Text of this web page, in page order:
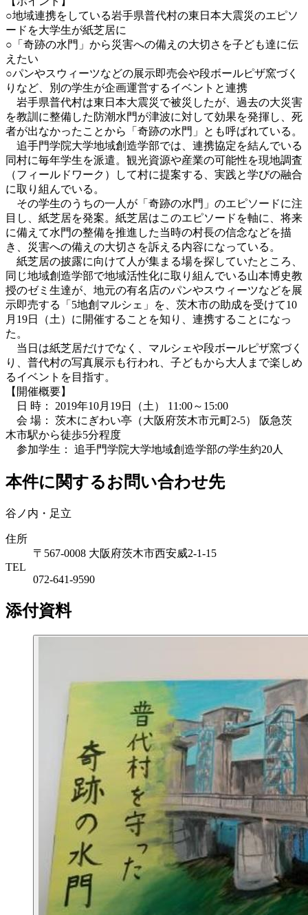
○地域連携をしている岩手県普代村の東日本大震災のエピソ
ードを大学生が紙芝居に
○「奇跡の水門」から災害への備えの大切さを子ども達に伝
えたい
○パンやスウィーツなどの展示即売会や段ボールピザ窯づく
りなど、別の学生が企画運営するイベントと連携
岩手県普代村は東日本大震災で被災したが、過去の大災害
を教訓に整備した防潮水門が津波に対して効果を発揮し、死
者が出なかったことから「奇跡の水門」とも呼ばれている。
追手門学院大学地域創造学部では、連携協定を結んでいる
同村に毎年学生を派遣。観光資源や産業の可能性を現地調査
（フィールドワーク）して村に提案する、実践と学びの融合
に取り組んでいる。
その学生のうちの一人が「奇跡の水門」のエピソードに注
目し、紙芝居を発案。紙芝居はこのエピソードを軸に、将来
に備えて水門の整備を推進した当時の村長の信念などを描
き、災害への備えの大切さを訴える内容になっている。
紙芝居の披露に向けて人が集まる場を探していたところ、
同じ地域創造学部で地域活性化に取り組んでいる山本博史教
授のゼミ生達が、地元の有名店のパンやスウィーツなどを展
示即売する「5地創マルシェ」を、茨木市の助成を受けて10
月19日（土）に開催することを知り、連携することになっ
た。
当日は紙芝居だけでなく、マルシェや段ボールピザ窯づく
り、普代村の写真展示も行われ、子どもから大人まで楽しめ
るイベントを目指す。
【開催概要】
日 時： 2019年10月19日（土） 11:00～15:00
会 場： 茨木にぎわい亭（大阪府茨木市元町2-5） 阪急茨
木市駅から徒歩5分程度
参加学生： 追手門学院大学地域創造学部の学生約20人
本件に関するお問い合わせ先
谷ノ内・足立
住所
〒567-0008 大阪府茨木市西安威2-1-15
TEL
072-641-9590
添付資料